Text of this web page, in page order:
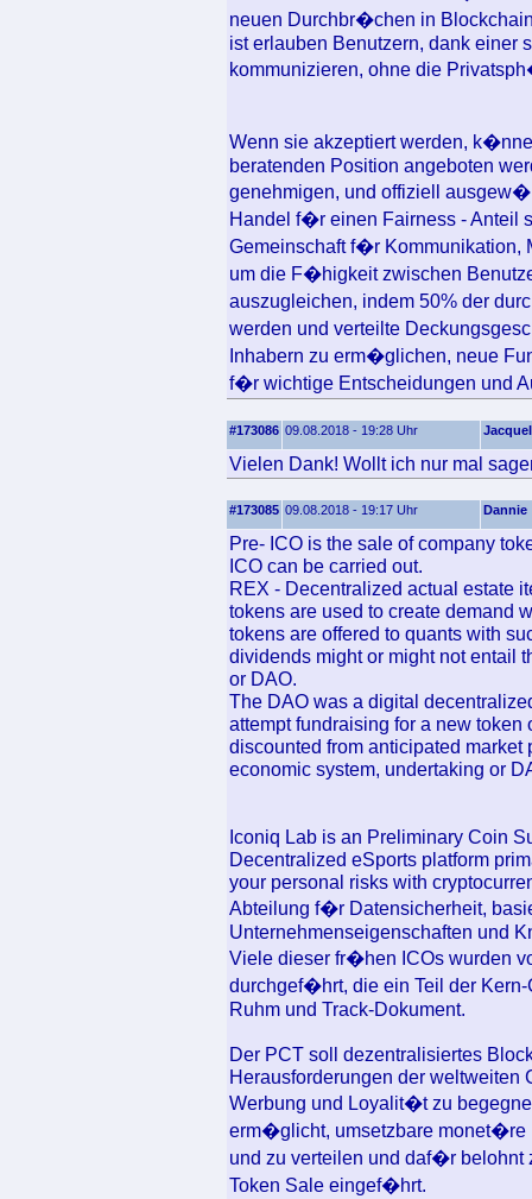
neuen Durchbr�chen in
ist erlauben Benutzern, dank einer
kommunizieren, ohne die
Wenn sie akzeptiert werden,
beratenden Position angeboten
genehmigen, und offiziell
Handel f�r einen Fairness - Anteil
Gemeinschaft f�r Kommunikation,
um die F�higkeit zwischen
auszugleichen, indem 50% der
werden und verteilte
Inhabern zu erm�glichen, neue
f�r wichtige Entscheidungen und
#173086 09.08.2018 - 19:28 Uhr
Vielen Dank! Wollt ich nur mal
#173085 09.08.2018 - 19:17 Uhr Dannie
Pre- ICO is the sale of company
ICO can be carried out.
REX - Decentralized actual estate
tokens are used to create demand
tokens are offered to quants with
dividends might or might not entail
or DAO.
The DAO was a digital
attempt fundraising for a new
discounted from anticipated market
economic system, undertaking or
Iconiq Lab is an Preliminary Coin
Decentralized eSports platform
your personal risks with
Abteilung f�r Datensicherheit,
Unternehmenseigenschaften und
Viele dieser fr�hen ICOs wurden
durchgef�hrt, die ein Teil der
Ruhm und Track-Dokument.
Der PCT soll dezentralisiertes
Herausforderungen der weltweiten
Werbung und Loyalit�t zu
erm�glicht, umsetzbare
und zu verteilen und daf�r belohnt
Token Sale eingef�hrt.